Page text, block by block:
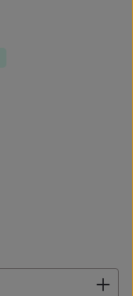
5 Sternen
Wert